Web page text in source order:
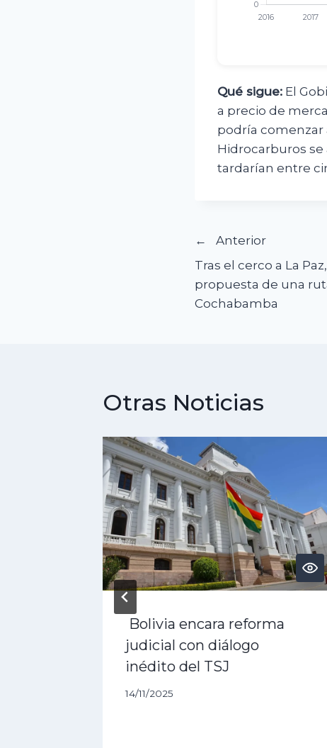
Qué sigue: El
a precio de
podría comenzar
Hidrocarburos
tardarían entre
Navegación
de
entradas
Anterior
Tras el cerco a La
propuesta de una
Cochabamba
Otras Noticias
Bolivia encara reforma
judicial con diálogo
inédito del TSJ
14/11/2025